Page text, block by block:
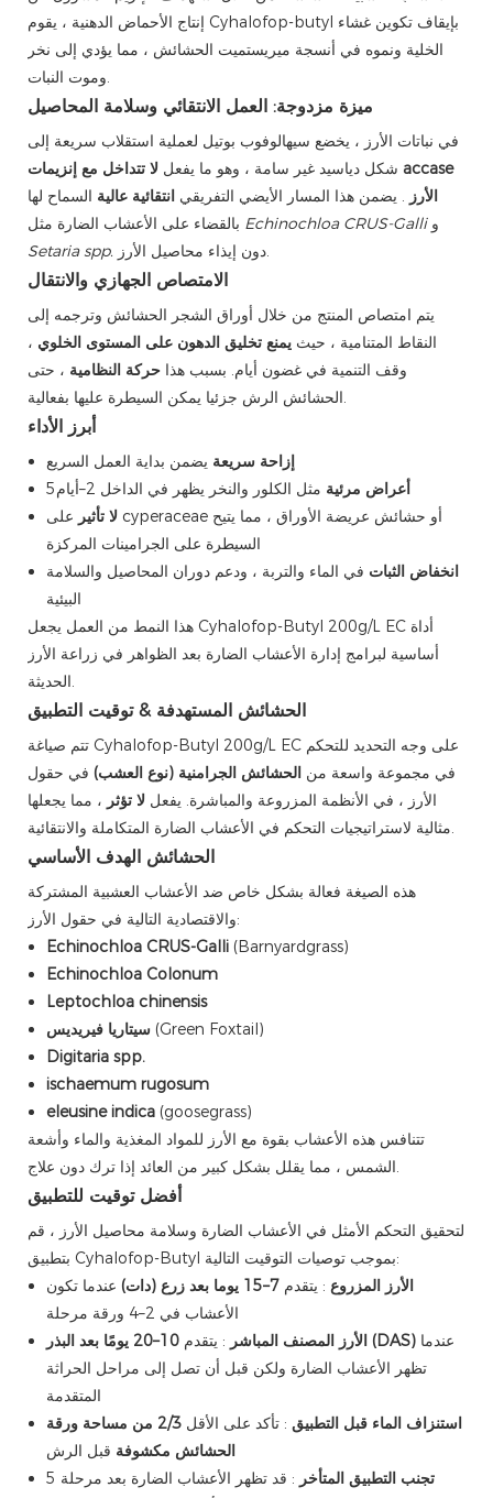
إنتاج الأحماض الدهنية ، يقوم Cyhalofop-butyl بإيقاف تكوين غشاء
الخلية ونموه في أنسجة ميريستميت الحشائش ، مما يؤدي إلى نخر
وموت النبات.
ميزة مزدوجة: العمل الانتقائي وسلامة المحاصيل
في نباتات الأرز ، يخضع سيهالوفوب بوتيل لعملية استقلاب سريعة إلى
شكل دياسيد غير سامة ، وهو ما يفعل لا تتداخل مع إنزيمات accase
الأرز . يضمن هذا المسار الأيضي التفريقي انتقائية عالية السماح لها
Echinochloa CRUS-Galli و
Setaria spp.
دون إيذاء محاصيل الأرز.
الامتصاص الجهازي والانتقال
يتم امتصاص المنتج من خلال أوراق الشجر الحشائش وترجمه إلى
النقاط المتنامية ، حيث يمنع تخليق الدهون على المستوى الخلوي ،
وقف التنمية في غضون أيام. بسبب هذا حركة النظامية ، حتى
الحشائش الرش جزئيا يمكن السيطرة عليها بفعالية.
أبرز الأداء
إزاحة سريعة يضمن بداية العمل السريع
أعراض مرئية مثل الكلور والنخر يظهر في الداخل 2–أيام5
لا تأثير على cyperaceae أو حشائش عريضة الأوراق ، مما يتيح
السيطرة على الجرامينات المركزة
انخفاض الثبات في الماء والتربة ، ودعم دوران المحاصيل والسلامة
البيئية
هذا النمط من العمل يجعل Cyhalofop-Butyl 200g/L EC أداة
أساسية لبرامج إدارة الأعشاب الضارة بعد الظواهر في زراعة الأرز
الحديثة.
الحشائش المستهدفة & توقيت التطبيق
تتم صياغة Cyhalofop-Butyl 200g/L EC على وجه التحديد للتحكم
في مجموعة واسعة من الحشائش الجرامنية (نوع العشب) في حقول
الأرز ، في الأنظمة المزروعة والمباشرة. يفعل لا تؤثر ، مما يجعلها
مثالية لاستراتيجيات التحكم في الأعشاب الضارة المتكاملة والانتقائية.
الحشائش الهدف الأساسي
هذه الصيغة فعالة بشكل خاص ضد الأعشاب العشبية المشتركة
والاقتصادية التالية في حقول الأرز:
Echinochloa CRUS-Galli (Barnyardgrass)
Echinochloa Colonum
Leptochloa chinensis
سيتاريا فيريديس (Green Foxtail)
Digitaria spp.
ischaemum rugosum
eleusine indica (goosegrass)
تتنافس هذه الأعشاب بقوة مع الأرز للمواد المغذية والماء وأشعة
الشمس ، مما يقلل بشكل كبير من العائد إذا ترك دون علاج.
أفضل توقيت للتطبيق
لتحقيق التحكم الأمثل في الأعشاب الضارة وسلامة محاصيل الأرز ، قم
بتطبيق Cyhalofop-Butyl بموجب توصيات التوقيت التالية:
الأرز المزروع : يتقدم7–15 يوما بعد زرع (دات)
عندما تكون
الأعشاب في 2–4 ورقة مرحلة
الأرز المصنف المباشر : يتقدم 10–20 يومًا بعد البذر (DAS) عندما
تظهر الأعشاب الضارة ولكن قبل أن تصل إلى مراحل الحراثة
المتقدمة
استنزاف الماء قبل التطبيق : تأكد على الأقل
2/3 من مساحة ورقة
الحشائش مكشوفة قبل الرش
تجنب التطبيق المتأخر
: قد تظهر الأعشاب الضارة بعد مرحلة 5